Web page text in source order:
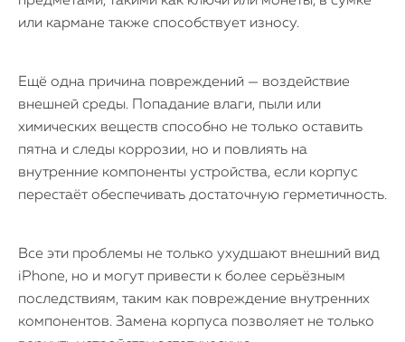
iPhone
MacBook
или кармане также способствует износу.
Ещё одна причина повреждений — воздействие
внешней среды. Попадание влаги, пыли или
химических веществ способно не только оставить
пятна и следы коррозии, но и повлиять на
внутренние компоненты устройства, если корпус
перестаёт обеспечивать достаточную герметичность.
Все эти проблемы не только ухудшают внешний вид
iPhone, но и могут привести к более серьёзным
последствиям, таким как повреждение внутренних
компонентов. Замена корпуса позволяет не только